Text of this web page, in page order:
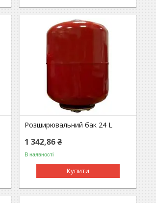
Розширювальний бак 24 L
1 342,86 ₴
В наявності
Купити